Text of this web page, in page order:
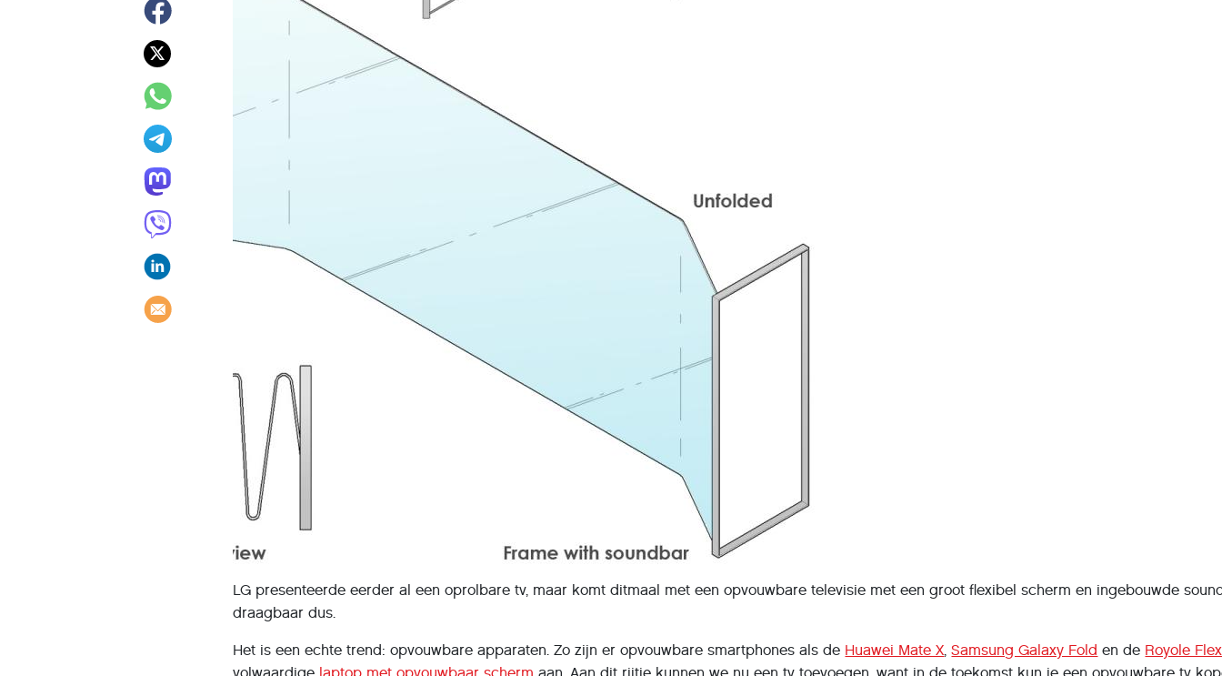
LG presenteerde eerder al een oprolbare tv, maar komt ditmaal met een opvouwbare televisie met een groot flexibel scherm en ingebouwde
draagbaar dus.
Het is een echte trend: opvouwbare apparaten. Zo zijn er opvouwbare smartphones als de Huawei Mate X,Samsung Galaxy Fold en de Royole